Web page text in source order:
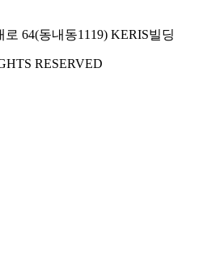
64(동내동1119) KERIS빌딩
RESERVED